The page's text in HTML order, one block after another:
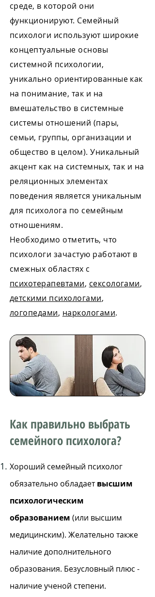
среде, в которой они
функционируют. Семейный
психологи используют широкие
концептуальные основы
системной психологии,
уникально ориентированные как
на понимание, так и на
вмешательство в системные
системы отношений (пары,
семьи, группы, организации и
общество в целом). Уникальный
акцент как на системных, так и на
реляционных элементах
поведения является уникальным
для психолога по семейным
отношениям.
Необходимо отметить, что
психологи зачастую работают в
смежных областях с
психотерапевтами, сексологами,
детскими психологами,
логопедами, наркологами.
Как правильно выбрать
семейного психолога?
Хороший семейный психолог
обязательно обладаетвысшим
психологическим
образованием (или высшим
медицинским). Желательно также
наличие дополнительного
образования. Безусловный плюс -
наличие ученой степени.